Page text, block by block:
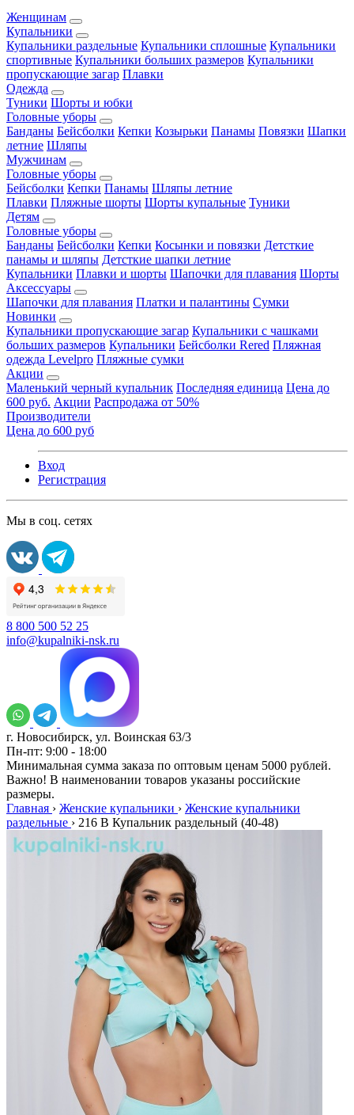
Женщинам
Купальники
Купальники раздельные Купальники сплошные Купальники
спортивные Купальники больших размеров Купальники
пропускающие загар Плавки
Одежда
Туники Шорты и юбки
Головные уборы
Банданы Бейсболки Кепки Козырьки Панамы Повязки Шапки
летние Шляпы
Мужчинам
Головные уборы
Бейсболки Кепки Панамы Шляпы летние
Плавки Пляжные шорты Шорты купальные Туники
Детям
Головные уборы
Банданы Бейсболки Кепки Косынки и повязки Детсткие
панамы и шляпы Детсткие шапки летние
Купальники Плавки и шорты Шапочки для плавания Шорты
Аксессуары
Шапочки для плавания Платки и палантины Сумки
Новинки
Купальники пропускающие загар Купальники с чашками
больших размеров Купальники Бейсболки Rered Пляжная
одежда Levelpro Пляжные сумки
Акции
Маленький черный купальник Последняя единица Цена до
600 руб. Акции Распродажа от 50%
Производители
Цена до 600 руб
Вход
Регистрация
Мы в соц. сетях
8 800 500 52 25
info@kupalniki-nsk.ru
г. Новосибирск, ул. Воинская 63/3
Пн-пт: 9:00 - 18:00
Минимальная сумма заказа по оптовым ценам 5000 рублей.
Важно! В наименовании товаров указаны российские
размеры.
Главная › Женские купальники › Женские купальники
раздельные › 216 B Купальник раздельный (40-48)